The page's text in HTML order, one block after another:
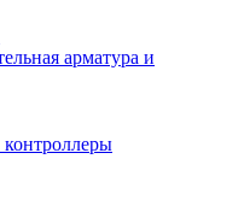
арматура и